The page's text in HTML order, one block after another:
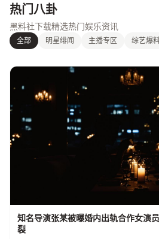
热门八卦
黑料社下载精选热门娱乐资讯
全部 明星绯闻 主播专区 综艺爆
知名导演张某被曝婚内出轨合作女演
裂